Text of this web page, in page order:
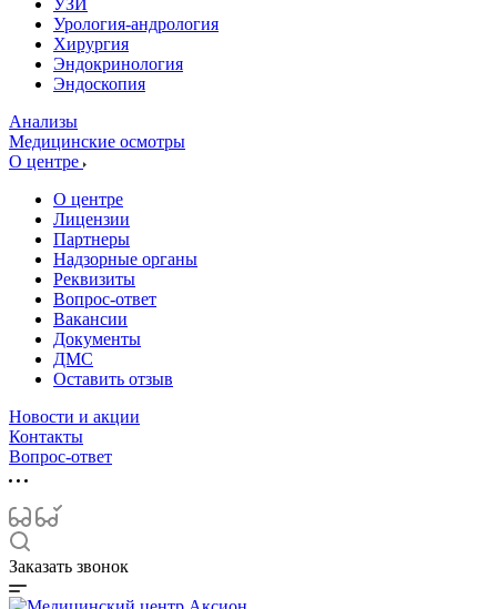
УЗИ
Урология-андрология
Хирургия
Эндокринология
Эндоскопия
Анализы
Медицинские осмотры
О центре
О центре
Лицензии
Партнеры
Надзорные органы
Реквизиты
Вопрос-ответ
Вакансии
Документы
ДМС
Оставить отзыв
Новости и акции
Контакты
Вопрос-ответ
Заказать звонок